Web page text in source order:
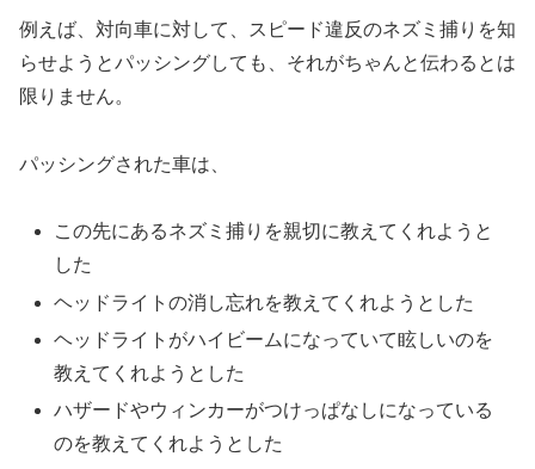
例えば、対向車に対して、スピード違反のネズミ捕りを知
らせようとパッシングしても、それがちゃんと伝わるとは
限りません。
パッシングされた車は、
この先にあるネズミ捕りを親切に教えてくれようと
した
ヘッドライトの消し忘れを教えてくれようとした
ヘッドライトがハイビームになっていて眩しいのを
教えてくれようとした
ハザードやウィンカーがつけっぱなしになっている
のを教えてくれようとした